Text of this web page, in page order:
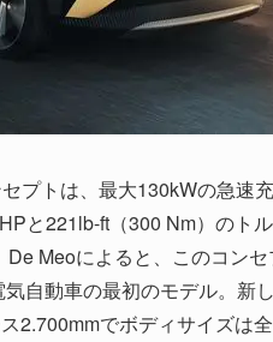
プトは、最大130kWの急速
と221lb-ft（300 Nm）のト
Meoによると、このコン
自動車の最初のモデル。新
2.700mmでボディサイズは